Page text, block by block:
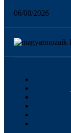
06/08/2026